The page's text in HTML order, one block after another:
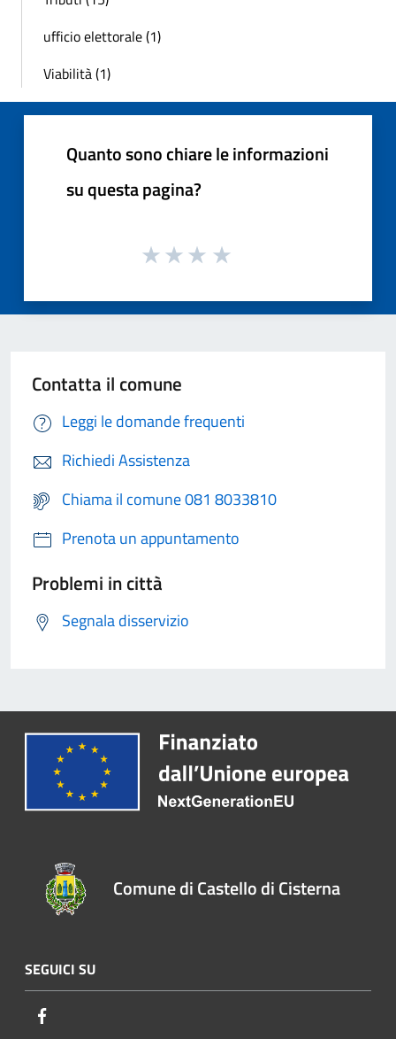
ufficio elettorale (1)
Viabilità (1)
Quanto sono chiare le informazioni
su questa pagina?
Contatta il comune
Leggi le domande frequenti
Richiedi Assistenza
Chiama il comune 081 8033810
Prenota un appuntamento
Problemi in città
Segnala disservizio
Comune di Castello di Cisterna
SEGUICI SU